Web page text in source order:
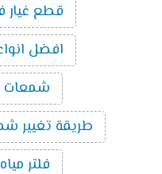
قطع غيار فلتر
افضل انواع
شمعات
طريقة تغيير شمعة
فلتر مياه 7 مراحل تانك